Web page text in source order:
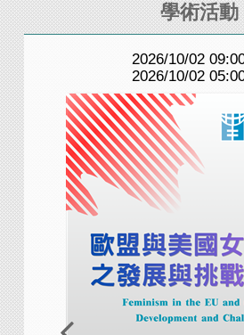
學術活動
2026/10/02
2026/10/02